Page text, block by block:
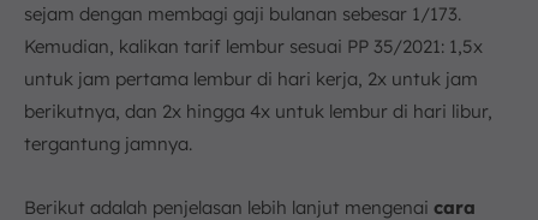
sejam dengan membagi gaji bulanan sebesar 1/173.
Kemudian, kalikan tarif lembur sesuai PP 35/2021: 1,5x
untuk jam pertama lembur di hari kerja, 2x untuk jam
berikutnya, dan 2x hingga 4x untuk lembur di hari libur,
tergantung jamnya.
Berikut adalah penjelasan lebih lanjut mengenai cara